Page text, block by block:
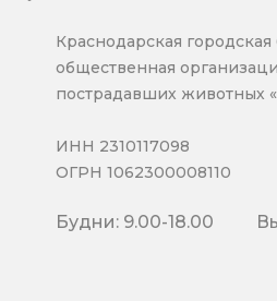
Краснодарская городская
общественная
пострадавших животных
ИНН 2310117098
ОГРН 1062300008110
Будни: 9.00-18.00